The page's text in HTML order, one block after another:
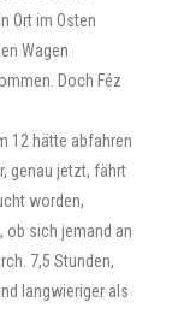
Ort im Osten
Wagen
Doch Féz
12 hätte abfahren
genau jetzt, fährt
worden,
ob sich jemand an
7,5 Stunden,
langwieriger als